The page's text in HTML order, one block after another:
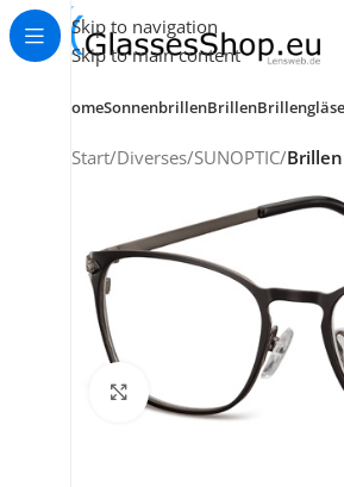
Skip to navigation
Skip to main content
KUNDENSERVICE
HomeSonnenbrillenBrillen
Start/Diverses/SUNOPTIC/
Klick zum Vergrößern